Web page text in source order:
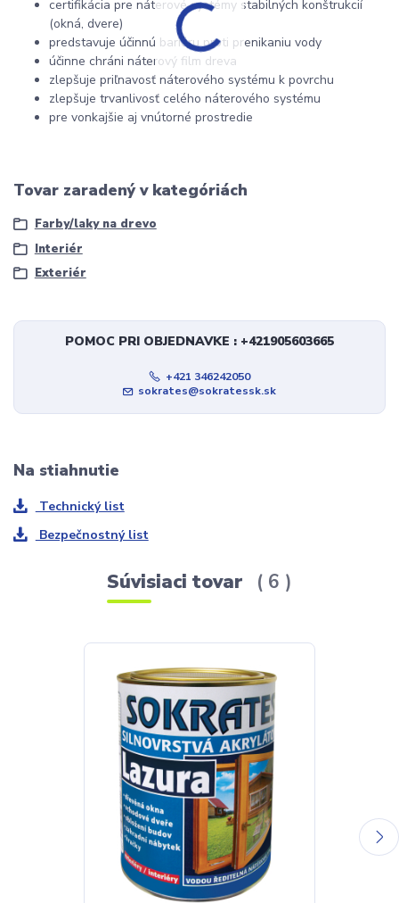
certifikácia pre náterové systémy stabilných konštrukcií
(okná, dvere)
predstavuje účinnú bariéru proti prenikaniu vody
účinne chráni náterový film dreva
zlepšuje priľnavosť náterového systému k povrchu
zlepšuje trvanlivosť celého náterového systému
pre vonkajšie aj vnútorné prostredie
Tovar zaradený v kategóriách
Farby/laky na drevo
Interiér
Exteriér
POMOC PRI OBJEDNAVKE : +421905603665
+421 346242050
sokrates@sokratessk.sk
Na stiahnutie
Technický list
Bezpečnostný list
Súvisiaci tovar 6